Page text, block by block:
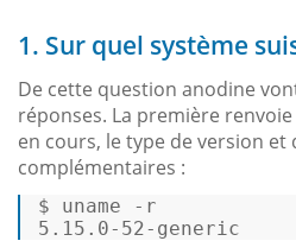
1. Sur quel système
De cette question anodine
réponses. La première
en cours, le type de version
complémentaires :
$ uname -r
5.15.0-52-generic